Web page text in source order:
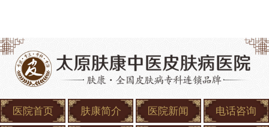
医院首页 肤康简介 医院新闻 电话咨询